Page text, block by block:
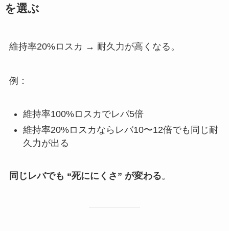
を選ぶ
維持率20%ロスカ → 耐久力が高くなる。
例：
維持率100%ロスカでレバ5倍
維持率20%ロスカならレバ10〜12倍でも同じ耐
久力が出る
同じレバでも “死ににくさ” が変わる。